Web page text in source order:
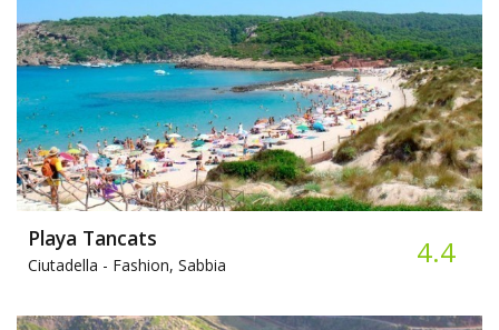
Playa Tancats
Ciutadella - Fashion, Sabbia 4.4